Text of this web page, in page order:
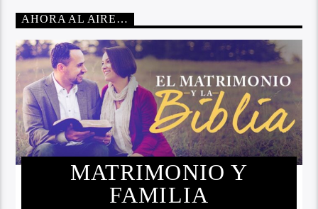
AHORA AL AIRE…
MATRIMONIO Y
FAMILIA